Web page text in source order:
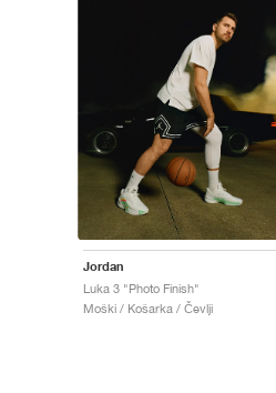
Jordan
Luka 3 "Photo Finish"
Moški / Košarka / Čevlji